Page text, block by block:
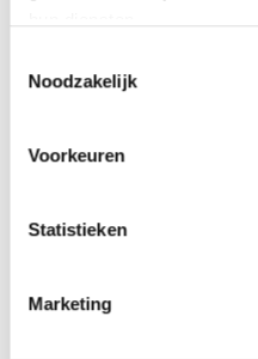
Noodzakelijk
Voorkeuren
Statistieken
Marketing